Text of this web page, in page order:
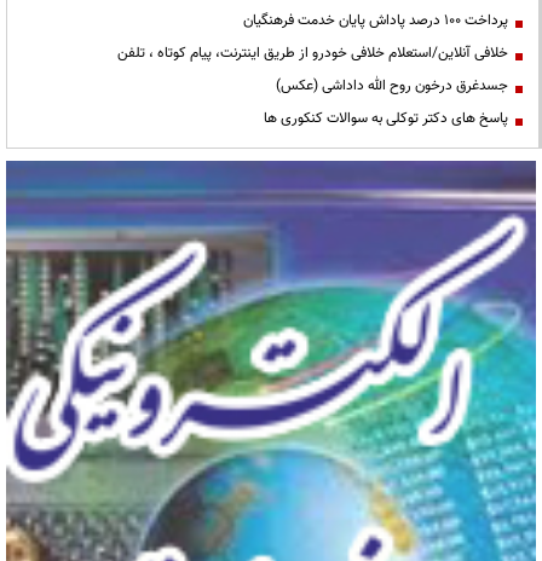
پرداخت ۱۰۰ درصد پاداش پایان خدمت فرهنگیان
خلافی آنلاین/استعلام خلافی خودرو از طریق اینترنت، پیام کوتاه ، تلفن
جسدغرق درخون روح الله داداشی (عکس)
پاسخ های دکتر توکلی به سوالات کنکوری ها